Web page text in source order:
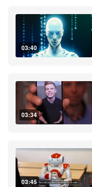
03:40
03:34
03:45